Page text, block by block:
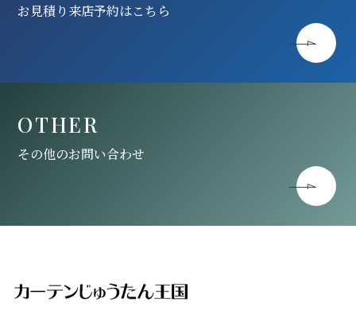
お見積り来店予約はこちら
OTHER
その他のお問い合わせ